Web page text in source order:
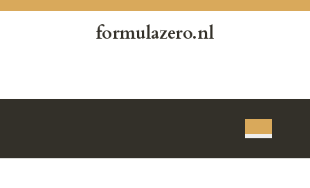
formulazero.nl
Button